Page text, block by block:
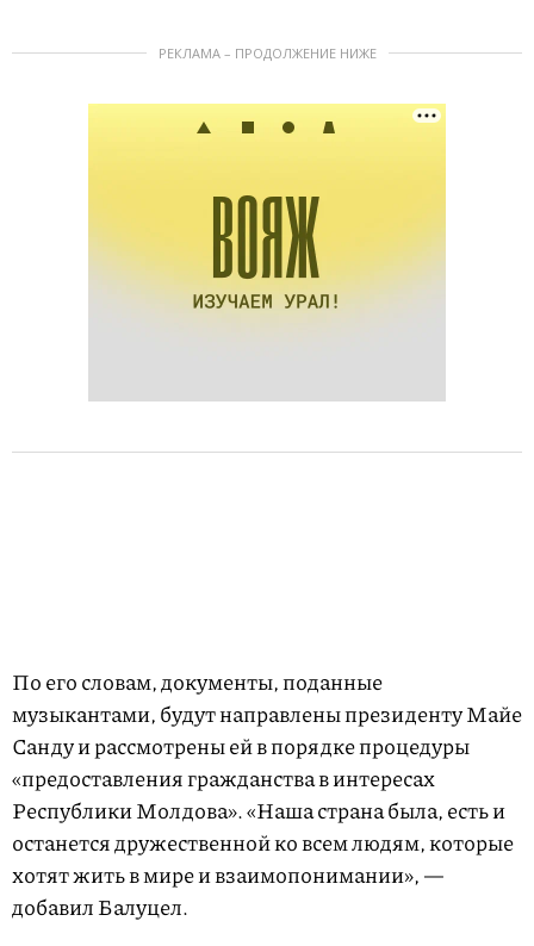
РЕКЛАМА – ПРОДОЛЖЕНИЕ НИЖЕ
По его словам, документы, поданные
музыкантами, будут направлены президенту Майе
Санду и рассмотрены ей в порядке процедуры
«предоставления гражданства в интересах
Республики Молдова». «Наша страна была, есть и
останется дружественной ко всем людям, которые
хотят жить в мире и взаимопонимании», —
добавил Балуцел.